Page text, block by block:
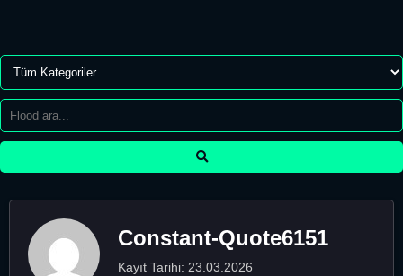
Constant-Quote6151
Kayıt Tarihi: 23.03.2026